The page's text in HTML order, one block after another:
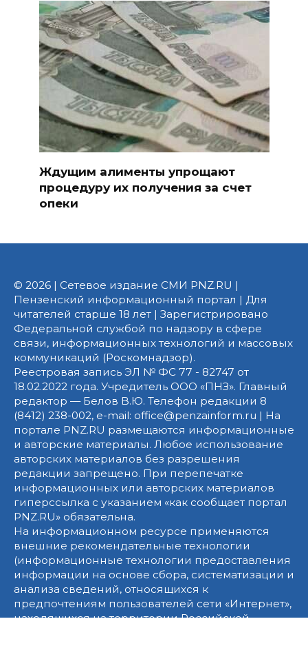
Ждущим алименты упрощают
процедуру их получения за счет
опеки
© 2026 | Сетевое издание СМИ PNZ.RU |
Пензенский информационный портал | Для
читателей старше 18 лет | Зарегистрировано
Федеральной службой по надзору в сфере
связи, информационных технологий и массовых
коммуникаций (Роскомнадзор).
Реестровая запись ЭЛ № ФС 77 - 82747 от
18.02.2022 года. Учредитель ООО «ПНЗ». Главный
редактор — Белов В.Ю. Телефон редакции 8
(8412) 238-002, e-mail: office@penzainform.ru | На
портале PNZ.RU размещаются информационные
и авторские материалы. Любое использование
авторских материалов без разрешения
редакции запрещено. При перепечатке
информационных или авторских материалов
гиперссылка с указанием «как сообщает портал
PNZ.RU» обязательна.
На информационном ресурсе применяются
внешние рекомендательные технологии
(информационные технологии предоставления
информации на основе сбора, систематизации и
анализа сведений, относящихся к
предпочтениям пользователей сети «Интернет»,
находящихся на территории Российской